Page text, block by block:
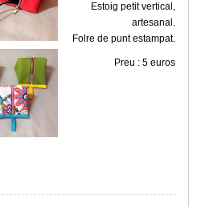
Estoig petit vertical,
artesanal.
Folre de punt estampat.
Preu : 5 euros